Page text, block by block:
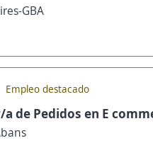
GBA
Empleo destacado
de Pedidos en E